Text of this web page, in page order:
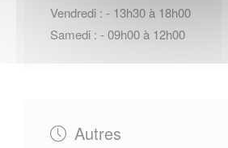
Vendredi : - 13h30 à 18h00
Samedi : - 09h00 à 12h00
Autres